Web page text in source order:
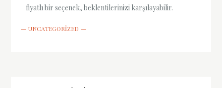
fiyatlı bir seçenek, beklentilerinizi karşılayabilir.
UNCATEGORIZED